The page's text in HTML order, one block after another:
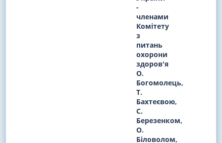
-
членами
Комітету
з
питань
охорони
здоров'я
О.
Богомолець,
Т.
Бахтеєвою,
С.
Березенком,
О.
Біловолом,